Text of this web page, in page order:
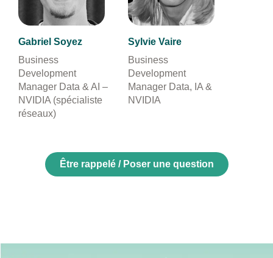
Gabriel Soyez
Business
Development
Manager Data & AI –
NVIDIA (spécialiste
réseaux)
Sylvie Vaire
Business
Development
Manager Data, IA &
NVIDIA
Être rappelé / Poser une question